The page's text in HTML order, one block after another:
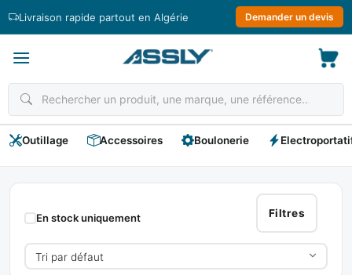
Livraison rapide partout en Algérie Demander un devis
Outillage Accessoires Boulonerie
METACONCEPT
Filtres
En stock uniquement